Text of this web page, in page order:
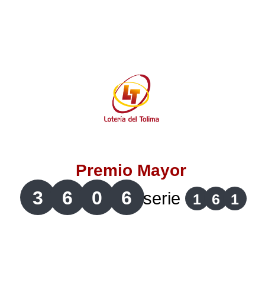
Lotería de Risaralda
Lotería de Santander
Lotería del Cauca
Premio Mayor
3 6 0 6 serie 1 6 1